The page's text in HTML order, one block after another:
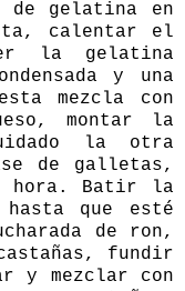
gelatina en
calentar el
la gelatina
y una
mezcla con
montar la
la otra
de galletas,
hora. Batir la
que esté
de ron,
fundir
y mezclar con